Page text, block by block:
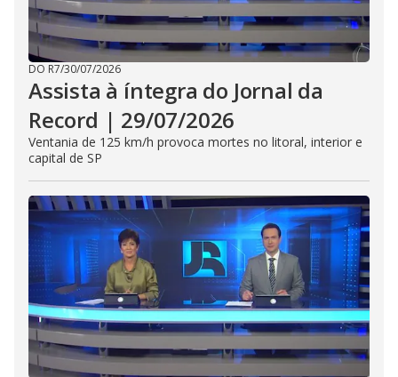
DO R7/30/07/2026
Assista à íntegra do Jornal da
Record | 29/07/2026
Ventania de 125 km/h provoca mortes no litoral, interior e
capital de SP